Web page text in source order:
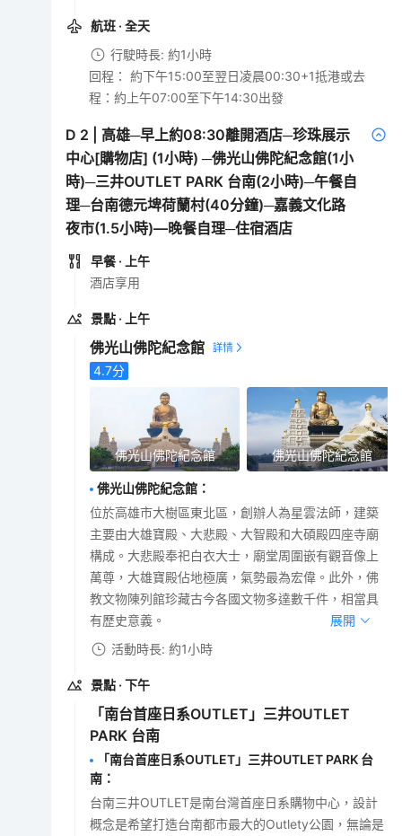
航班 · 全天
行駛時長: 約1小時
回程： 約下午15:00至翌日凌晨00:30+1抵港或去
程：約上午07:00至下午14:30出發
D 2
高雄─早上約08:30離開酒店─珍珠展示
中心[購物店] (1小時) ─佛光山佛陀紀念館(1小
時)─三井OUTLET PARK 台南(2小時)─午餐自
理─台南德元埤荷蘭村(40分鐘)─嘉義文化路
夜市(1.5小時)—晚餐自理─住宿酒店
早餐 · 上午
酒店享用
景點 · 上午
佛光山佛陀紀念館
4.7分
佛光山佛陀紀念館 佛光山佛陀紀念館
佛光山佛陀紀念館 ：
位於高雄市大樹區東北區，創辦人為星雲法師，建築
主要由大雄寶殿、大悲殿、大智殿和大碩殿四座寺廟
構成。大悲殿奉祀白衣大士，廟堂周圍嵌有觀音像上
萬尊，大雄寶殿佔地極廣，氣勢最為宏偉。此外，佛
教文物陳列館珍藏古今各國文物多達數千件，相當具
有歷史意義。
展開
活動時長: 約1小時
景點 · 下午
「南台首座日系OUTLET」三井OUTLET
PARK 台南
「南台首座日系OUTLET」三井OUTLET PARK 台
南 ：
台南三井OUTLET是南台灣首座日系購物中心，設計
概念是希望打造台南都市最大的Outlety公園，無論是